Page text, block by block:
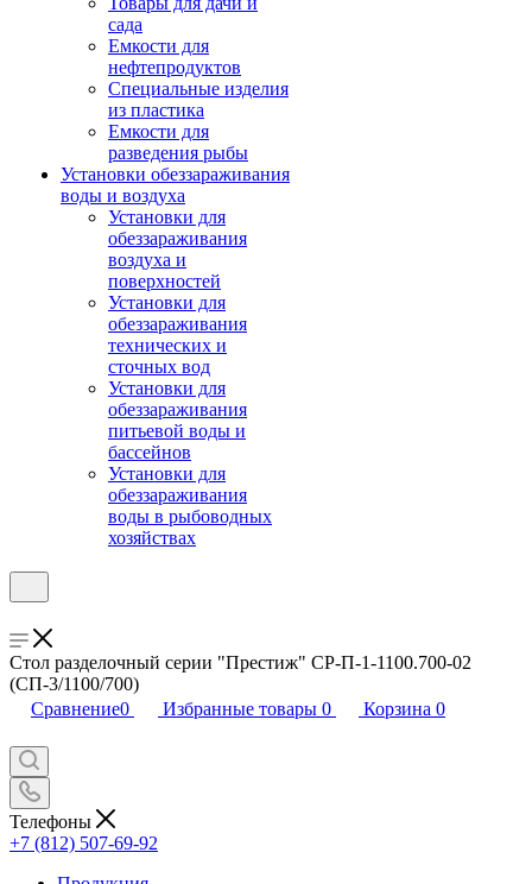
сада
Емкости для
нефтепродуктов
Специальные изделия
из пластика
Емкости для
разведения рыбы
Установки обеззараживания
воды и воздуха
Установки для
обеззараживания
воздуха и
поверхностей
Установки для
обеззараживания
технических и
сточных вод
Установки для
обеззараживания
питьевой воды и
бассейнов
Установки для
обеззараживания
воды в рыбоводных
хозяйствах
Стол разделочный серии "Престиж" СР-П-1-1100.700-02
(СП-3/1100/700)
Сравнение0 Избранные товары 0 Корзина 0
Телефоны
+7 (812) 507-69-92